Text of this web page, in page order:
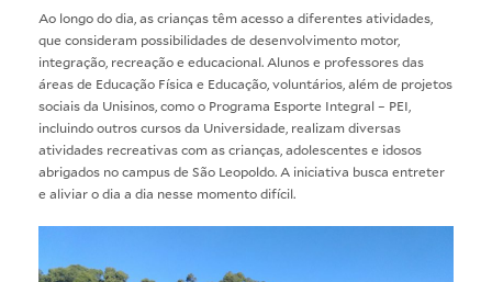
Ao longo do dia, as crianças têm acesso a diferentes atividades,
que consideram possibilidades de desenvolvimento motor,
integração, recreação e educacional. Alunos e professores das
áreas de Educação Física e Educação, voluntários, além de projetos
sociais da Unisinos, como o Programa Esporte Integral – PEI,
incluindo outros cursos da Universidade, realizam diversas
atividades recreativas com as crianças, adolescentes e idosos
abrigados no campus de São Leopoldo. A iniciativa busca entreter
e aliviar o dia a dia nesse momento difícil.